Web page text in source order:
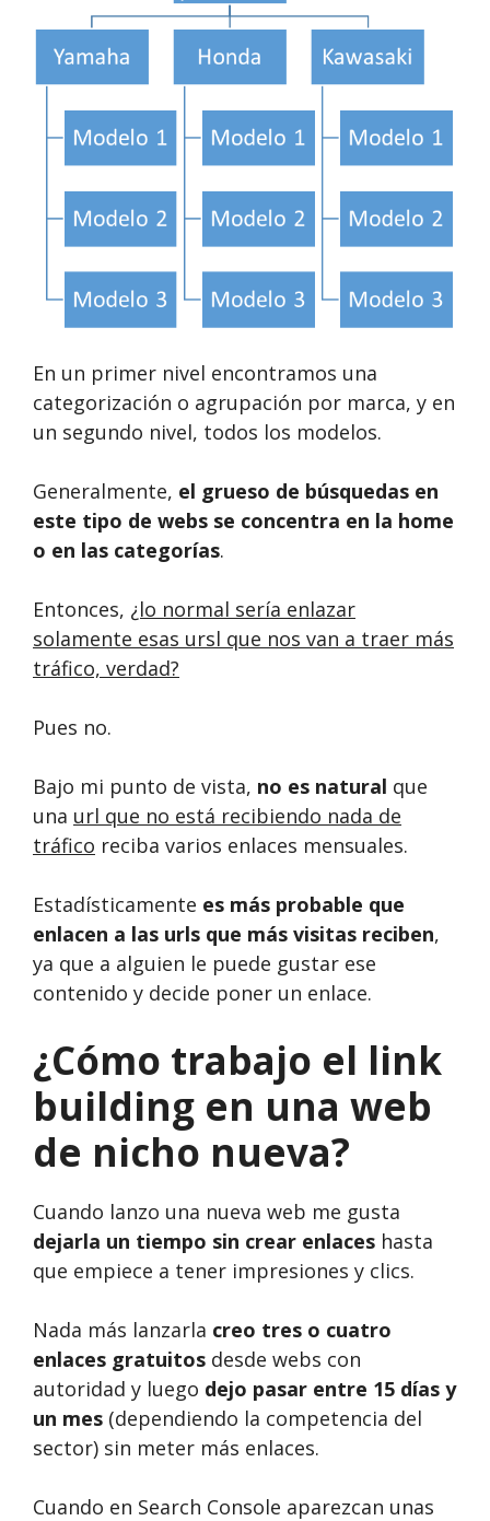
En un primer nivel encontramos una
categorización o agrupación por marca, y en
un segundo nivel, todos los modelos.
Generalmente, el grueso de búsquedas en
este tipo de webs se concentra en la home
o en las categorías.
Entonces, ¿lo normal sería enlazar
solamente esas ursl que nos van a traer más
tráfico, verdad?
Pues no.
Bajo mi punto de vista, no es natural que
una url que no está recibiendo nada de
tráfico reciba varios enlaces mensuales.
Estadísticamente es más probable que
enlacen a las urls que más visitas reciben,
ya que a alguien le puede gustar ese
contenido y decide poner un enlace.
¿Cómo trabajo el link
building en una web
de nicho nueva?
Cuando lanzo una nueva web me gusta
dejarla un tiempo sin crear enlaces hasta
que empiece a tener impresiones y clics.
Nada más lanzarla creo tres o cuatro
enlaces gratuitos desde webs con
autoridad y luego dejo pasar entre 15 días y
un mes (dependiendo la competencia del
sector) sin meter más enlaces.
Cuando en Search Console aparezcan unas